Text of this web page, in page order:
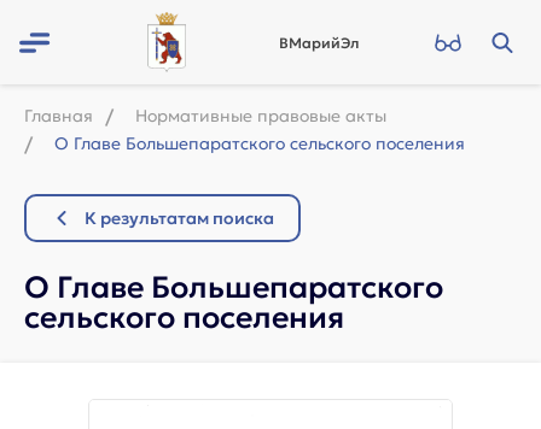
ВМарийЭл
Главная
Нормативные правовые акты
О Главе Большепаратского сельского поселения
К результатам поиска
О Главе Большепаратского
сельского поселения